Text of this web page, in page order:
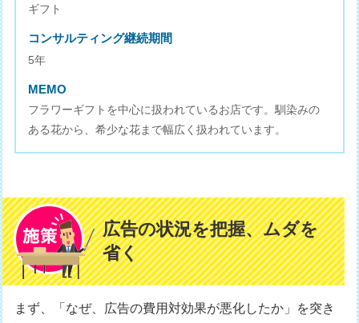
ギフト
コンサルティング継続期間
5年
MEMO
フラワーギフトを中心に扱われているお店です。馴染みの
ある花から、希少な花まで幅広く扱われています。
広告の状況を把握、ムダを
省く
まず、「なぜ、広告の費用対効果が悪化したか」を突き